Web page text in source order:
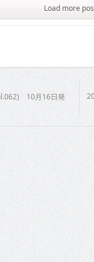
Load more
10月16日発